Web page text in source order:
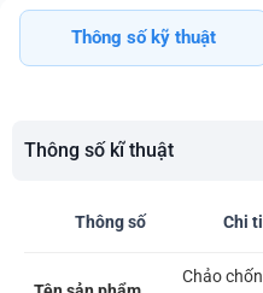
Italy
Thông số kỹ thuật
Thông số kĩ thuật
Thông số Chi
Chảo